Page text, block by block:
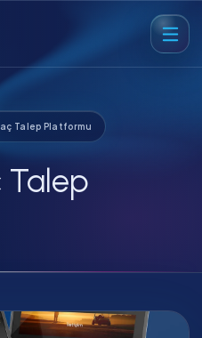
Talep Platformu
Talep